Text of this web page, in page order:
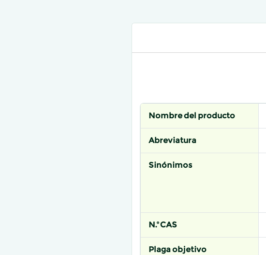
Nombre del producto
Abreviatura
Sinónimos
N.º CAS
Plaga objetivo